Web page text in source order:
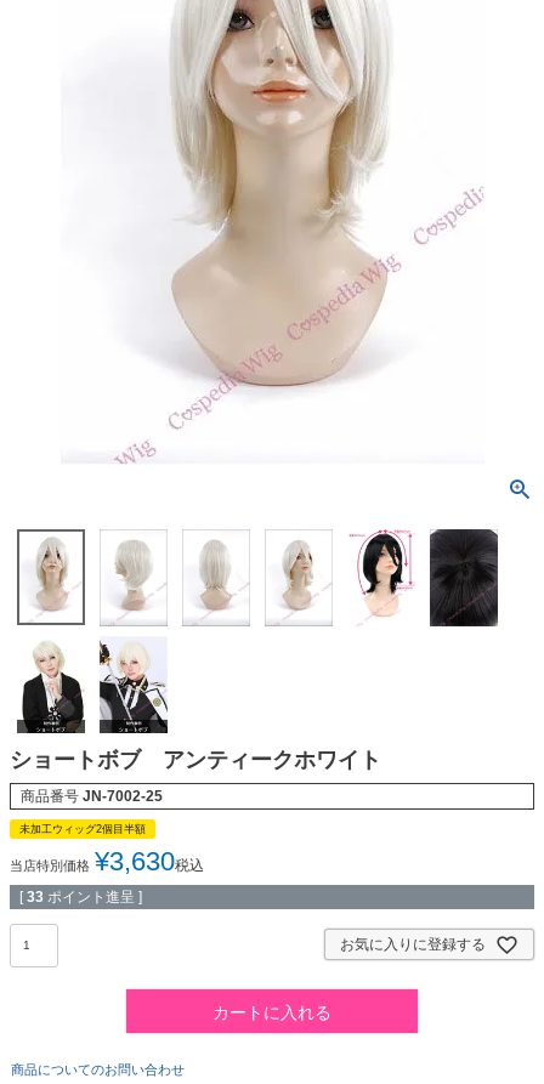
ショートボブ アンティークホワイト
商品番号 JN-7002-25
未加工ウィッグ2個目半額
当店特別価格 ¥3,630税込
[ 33 ポイント進呈 ]
お気に入りに登録する
カートに入れる
商品についてのお問い合わせ